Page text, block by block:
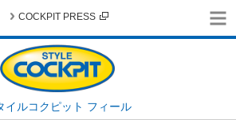
イルコクピット フィール
COCKPIT PRESS